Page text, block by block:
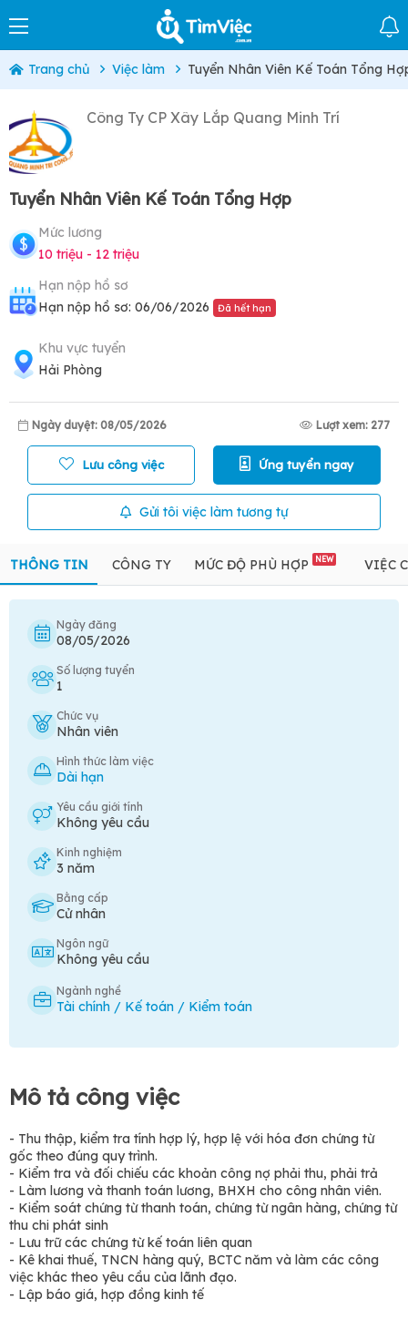
Trang chủ Việc làm Tuyển Nhân Viên Kế Toán Tổng
Công Ty CP Xây Lắp Quang Minh Trí
Tuyển Nhân Viên Kế Toán Tổng Hợp
Mức lương
10 triệu - 12 triệu
Hạn nộp hồ sơ
Hạn nộp hồ sơ: 06/06/2026
Đã hết hạn
Khu vực tuyển
Hải Phòng
Ngày duyệt: 08/05/2026 Lượt xem: 277
Lưu công việc Ứng tuyển ngay
Gửi tôi việc làm tương tự
THÔNG TIN CÔNG TY MỨC ĐỘ PHÙ HỢP NEW VIỆC
Ngày đăng
08/05/2026
Số lượng tuyển
1
Chức vụ
Nhân viên
Hình thức làm việc
Dài hạn
Yêu cầu giới tính
Không yêu cầu
Kinh nghiệm
3 năm
Bằng cấp
Cử nhân
Ngôn ngữ
Không yêu cầu
Ngành nghề
Tài chính / Kế toán / Kiểm toán
Mô tả công việc
- Thu thập, kiểm tra tính hợp lý, hợp lệ với hóa đơn chứng từ
gốc theo đúng quy trình.
- Kiểm tra và đối chiếu các khoản công nợ phải thu, phải trả
- Làm lương và thanh toán lương, BHXH cho công nhân viên.
- Kiểm soát chứng từ thanh toán, chứng từ ngân hàng, chứng từ
thu chi phát sinh
- Lưu trữ các chứng từ kế toán liên quan
- Kê khai thuế, TNCN hàng quý, BCTC năm và làm các công
việc khác theo yêu cầu của lãnh đạo.
- Lập báo giá, hợp đồng kinh tế